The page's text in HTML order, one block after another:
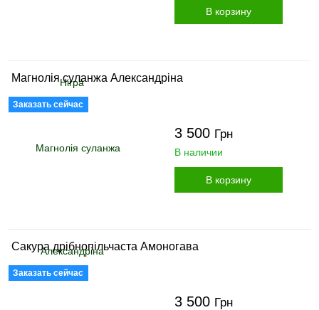
В корзину
Магнолія суланжа Александріна
Заказать сейчас
3 500 Грн
В наличии
В корзину
Сакура дрібнопільчаста Амоногава
Заказать сейчас
3 500 Грн